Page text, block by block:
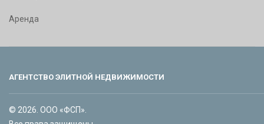
Аренда
АГЕНТСТВО ЭЛИТНОЙ НЕДВИЖИМОСТИ
© 2026. ООО «ФСП».